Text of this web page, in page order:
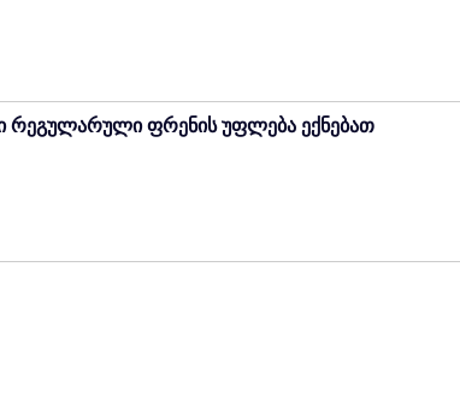
რეგულარული ფრენის უფლება ექნებათ